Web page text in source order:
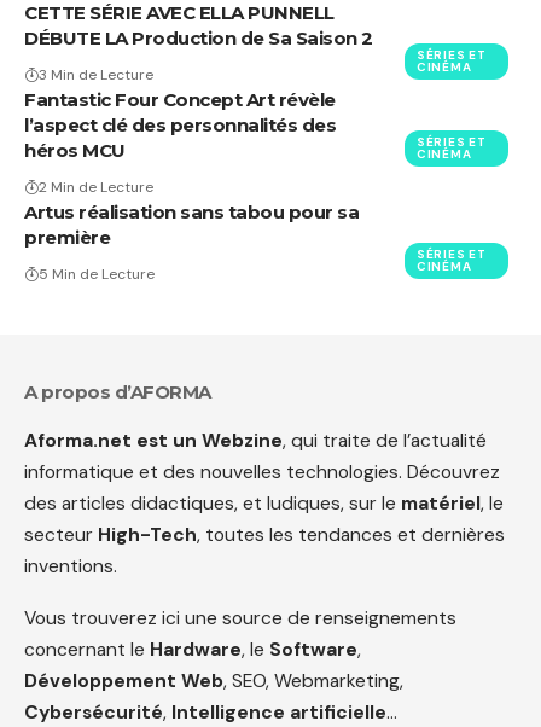
SÉRIES ET
CINÉMA
CETTE SÉRIE AVEC ELLA PUNNELL
DÉBUTE LA Production de Sa Saison 2
3 Min de Lecture
SÉRIES ET
CINÉMA
Fantastic Four Concept Art révèle
l’aspect clé des personnalités des
héros MCU
2 Min de Lecture
SÉRIES ET
CINÉMA
Artus réalisation sans tabou pour sa
première
5 Min de Lecture
A propos d’AFORMA
Aforma.net est un Webzine, qui traite de l’actualité
informatique et des nouvelles technologies. Découvrez
des articles didactiques, et ludiques, sur le matériel, le
secteur High-Tech, toutes les tendances et dernières
inventions.
Vous trouverez ici une source de renseignements
concernant le Hardware, le Software,
Développement Web, SEO, Webmarketing,
Cybersécurité, Intelligence artificielle…